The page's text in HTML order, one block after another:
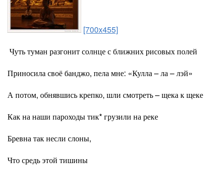
[700x455]
Чуть туман разгонит солнце с ближних рисовых полей
Приносила своё банджо, пела мне: «Кулла – ла – лэй»
А потом, обнявшись крепко, шли смотреть – щека к щеке
Как на наши пароходы тик* грузили на реке
Бревна так несли слоны,
Что средь этой тишины